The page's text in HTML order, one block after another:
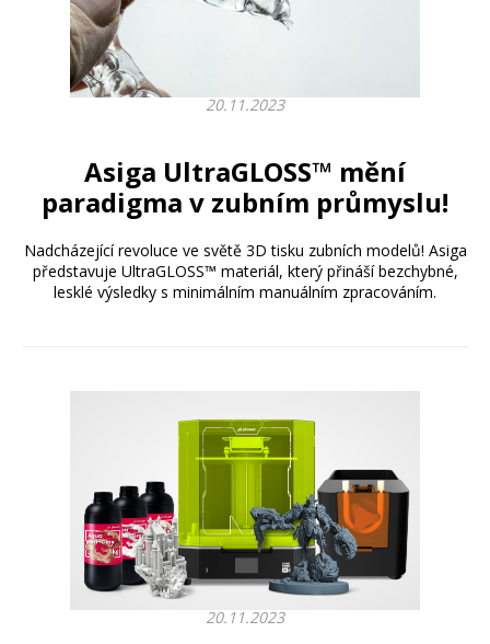
20.11.2023
Asiga UltraGLOSS™ mění
paradigma v zubním průmyslu!
Nadcházející revoluce ve světě 3D tisku zubních modelů! Asiga
představuje UltraGLOSS™ materiál, který přináší bezchybné,
lesklé výsledky s minimálním manuálním zpracováním.
20.11.2023